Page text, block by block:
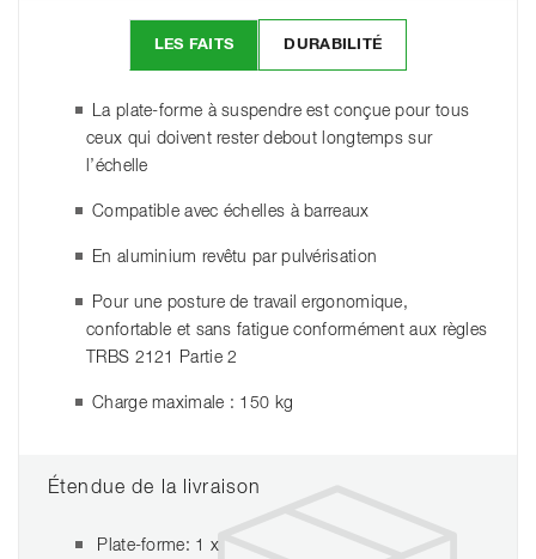
LES FAITS DURABILITÉ
La plate-forme à suspendre est conçue pour tous
ceux qui doivent rester debout longtemps sur
l’échelle
Compatible avec échelles à barreaux
En aluminium revêtu par pulvérisation
Pour une posture de travail ergonomique,
confortable et sans fatigue conformément aux règles
TRBS 2121 Partie 2
Charge maximale : 150 kg
Étendue de la livraison
Plate-forme: 1 x